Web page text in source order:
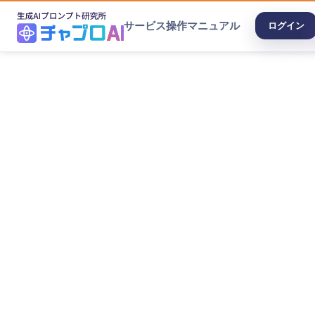
サービス操作マニュアル ログイン